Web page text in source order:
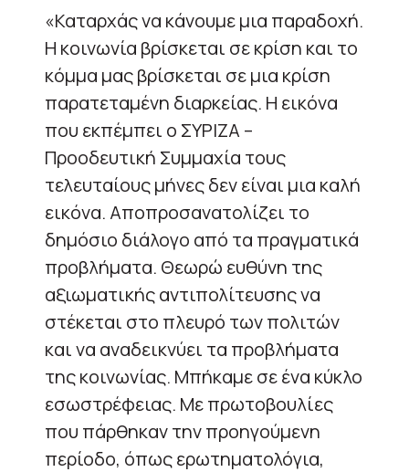
«Καταρχάς να κάνουμε μια παραδοχή.
Η κοινωνία βρίσκεται σε κρίση και το
κόμμα μας βρίσκεται σε μια κρίση
παρατεταμένη διαρκείας. Η εικόνα
που εκπέμπει ο ΣΥΡΙΖΑ –
Προοδευτική Συμμαχία τους
τελευταίους μήνες δεν είναι μια καλή
εικόνα. Αποπροσανατολίζει το
δημόσιο διάλογο από τα πραγματικά
προβλήματα. Θεωρώ ευθύνη της
αξιωματικής αντιπολίτευσης να
στέκεται στο πλευρό των πολιτών
και να αναδεικνύει τα προβλήματα
της κοινωνίας. Μπήκαμε σε ένα κύκλο
εσωστρέφειας. Με πρωτοβουλίες
που πάρθηκαν την προηγούμενη
περίοδο, όπως ερωτηματολόγια,